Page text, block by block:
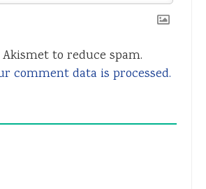
to reduce spam.
comment data is processed.